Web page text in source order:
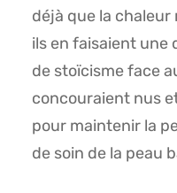
déjà que la chaleur
ils en faisaient une
de stoïcisme face
concouraient nus
pour maintenir la
de soin de la peau